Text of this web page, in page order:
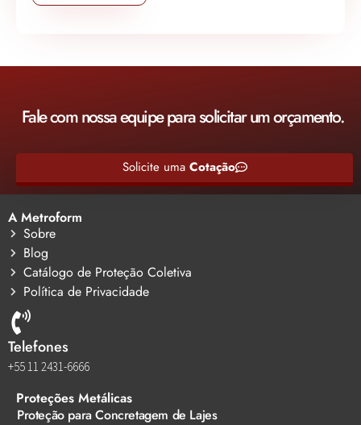
Fale com nossa equipe para solicitar um orçamento.
Solicite uma Cotação
A Metroform
Sobre
Blog
Catálogo de Proteção Coletiva
Política de Privacidade
Telefones
+55 11 2431-6666
Proteções Metálicas
Proteção para Concretagem de Lajes